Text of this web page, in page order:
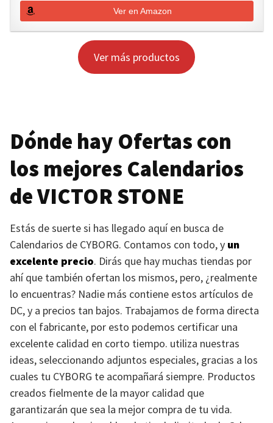
Ver en Amazon
Ver más productos
Dónde hay Ofertas con
los mejores Calendarios
deVICTOR STONE
Estás de suerte si has llegado aquí en busca de
Calendarios de CYBORG. Contamos con todo, y un
excelente precio. Dirás que hay muchas tiendas por
ahí que también ofertan los mismos, pero, ¿realmente
lo encuentras? Nadie más contiene estos artículos de
DC, y a precios tan bajos. Trabajamos de forma directa
con el fabricante, por esto podemos certificar una
excelente calidad en corto tiempo. utiliza nuestras
ideas, seleccionando adjuntos especiales, gracias a los
cuales tu CYBORG te acompañará siempre. Productos
creados fielmente de la mayor calidad que
garantizarán que sea la mejor compra de tu vida.